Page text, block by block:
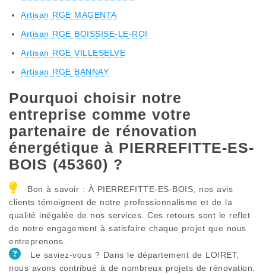
Artisan RGE MAGENTA
Artisan RGE BOISSISE-LE-ROI
Artisan RGE VILLESELVE
Artisan RGE BANNAY
Pourquoi choisir notre
entreprise comme votre
partenaire de rénovation
énergétique à PIERREFITTE-ES-
BOIS (45360) ?
Bon à savoir : À PIERREFITTE-ES-BOIS, nos avis
clients témoignent de notre professionnalisme et de la
qualité inégalée de nos services. Ces retours sont le reflet
de notre engagement à satisfaire chaque projet que nous
entreprenons.
Le saviez-vous ? Dans le département de LOIRET,
nous avons contribué à de nombreux projets de rénovation.